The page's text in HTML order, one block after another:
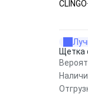
CLINGO
Щетка